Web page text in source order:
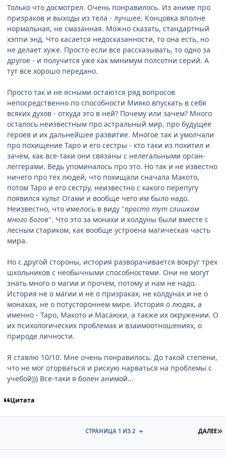
Только что досмотрел. Очень понравилось. Из аниме про
призраков и выходы из тела - лучшее. Концовка вполне
нормальная, не смазанная. Можно сказать, стандартный
хэппи энд. Что касается недосказанности, то она есть, но
не делает хуже. Просто если все рассказывать, то одно за
другое - и получится уже как минимум полсотни серий. А
тут все хорошо передано.
Просто так и не ясными остаются ряд вопросов
непосредственно по способности Мияко впускать в себя
всяких духов - откуда это в ней? Почему или зачем? Много
осталось неизвестным про астральный мир, про будущее
героев и их дальнейшее развитие. Многое так и умолчали
про похищение Таро и его сестры - кто таки из похитил и
зачем, как все-таки они связаны с нелегальными орган-
леггерами. Ведь упоминалось про это. Но так и не известно
ничего про тех людей, что похищали сначала Макото,
потом Таро и его сестру, неизвестно с какого перепугу
появился культ Огами и вообще чего им было надо.
Неизвестно, что имелось в виду "просто тут слишком
много богов". Что это за монахи и колдуны были вместе с
лесным стариком, как вообще устроена магическая часть
мира.
Но с другой стороны, история разворачивается вокруг трех
школьников с необычными способностями. Они не могут
знать много о магии и прочем, потому и нам не надо.
История не о магии и не о призраках, не колдунах и не о
монахах, не о потустороннем мире. История о людях, а
именно - Таро, Макото и Масаюки, а также их окружении. О
их психологических проблемах и взаимоотношениях, о
природе личности.
Я ставлю 10/10. Мне очень понравилось. До такой степени,
что не мог оторваться и рискую нарваться на проблемы с
учебой))) Все-таки я болен анимой...
Цитата
ДАЛЕЕ
СТРАНИЦА 1 ИЗ 2